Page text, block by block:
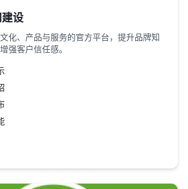
设
化、产品与服务的官方平台，提升品牌知
强客户信任感。